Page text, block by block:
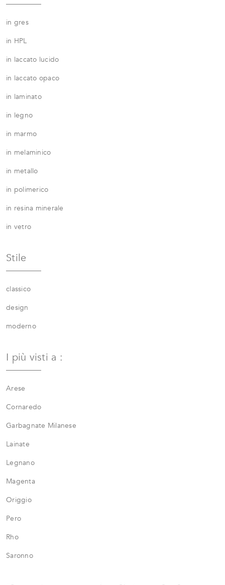
in gres
in HPL
in laccato lucido
in laccato opaco
in laminato
in legno
in marmo
in melaminico
in metallo
in polimerico
in resina minerale
in vetro
Stile
classico
design
moderno
I più visti a :
Arese
Cornaredo
Garbagnate Milanese
Lainate
Legnano
Magenta
Origgio
Pero
Rho
Saronno